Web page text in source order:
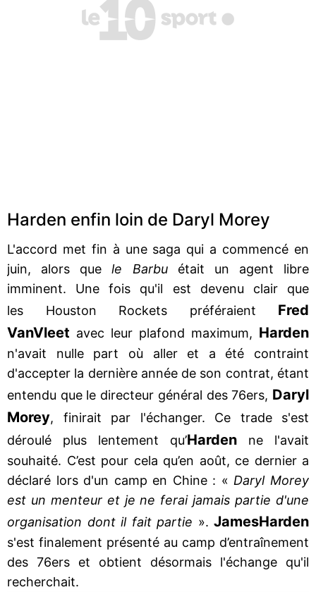
Harden enfin loin de Daryl Morey
L'accord met fin à une saga qui a commencé en
juin, alors quele Barbuétait un agent libre
imminent. Une fois qu'il est devenu clair que
les Houston Rockets préféraient Fred
VanVleet avec leur plafond maximum, Harden
n'avait nulle part où aller et a été contraint
d'accepter la dernière année de son contrat, étant
entendu que le directeur général des 76ers, Daryl
Morey, finirait par l'échanger. Ce trade s'est
déroulé plus lentement qu’Harden ne l'avait
souhaité. C’est pour cela qu’en août, ce dernier a
déclaré lors d'un camp en Chine : « Daryl Morey
est un menteur et je ne ferai jamais partie d'une
organisation dont il fait partie ». JamesHarden
s'est finalement présenté au camp d’entraînement
des 76ers et obtient désormais l'échange qu'il
recherchait.